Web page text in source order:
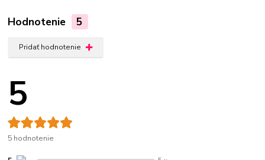
Hodnotenie 5
Pridať hodnotenie
5
5 hodnotenie